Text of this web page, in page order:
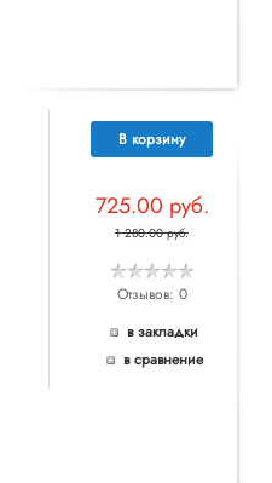
В корзину
725.00 руб.
1 280.00 руб.
Отзывов: 0
в закладки
в сравнение